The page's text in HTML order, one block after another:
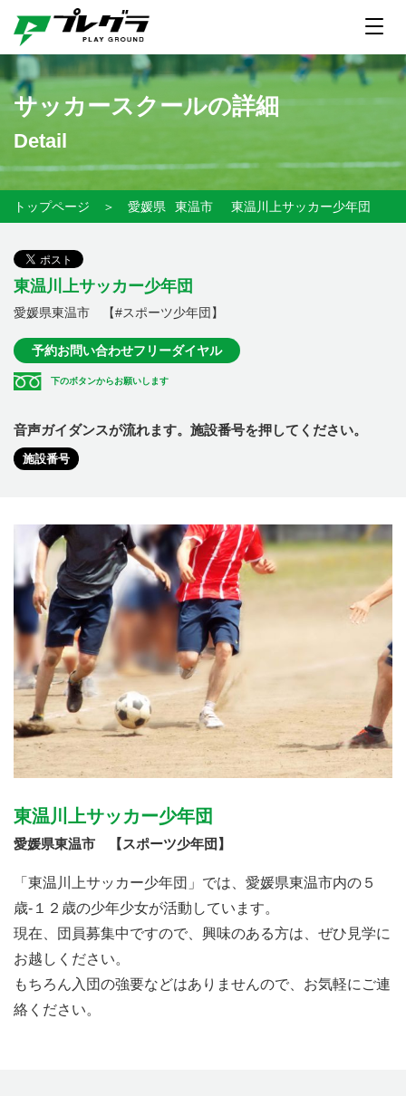
サッカースクールの詳細
Detail
トップページ ＞ 愛媛県 東温市 東温川上サッカー少年団
東温川上サッカー少年団
愛媛県東温市 【#スポーツ少年団】
予約お問い合わせフリーダイヤル
下のボタンからお願いします
音声ガイダンスが流れます。施設番号を押してください。
施設番号
東温川上サッカー少年団
愛媛県東温市 【スポーツ少年団】
「東温川上サッカー少年団」では、愛媛県東温市内の５
歳-１２歳の少年少女が活動しています。
現在、団員募集中ですので、興味のある方は、ぜひ見学に
お越しください。
もちろん入団の強要などはありませんので、お気軽にご連
絡ください。